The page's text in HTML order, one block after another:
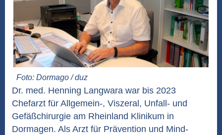
Foto: Dormago / duz
Dr. med. Henning Langwara war bis 2023
Chefarzt für Allgemein-, Viszeral, Unfall- und
Gefäßchirurgie am Rheinland Klinikum in
Dormagen. Als Arzt für Prävention und Mind-